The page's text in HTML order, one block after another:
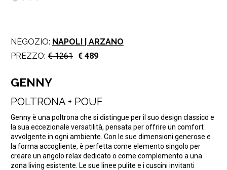
NEGOZIO: NAPOLI | ARZANO
PREZZO: € 1261 € 489
GENNY
POLTRONA + POUF
Genny è una poltrona che si distingue per il suo design classico e
la sua eccezionale versatilità, pensata per offrire un comfort
avvolgente in ogni ambiente. Con le sue dimensioni generose e
la forma accogliente, è perfetta come elemento singolo per
creare un angolo relax dedicato o come complemento a una
zona living esistente. Le sue linee pulite e i cuscini invitanti